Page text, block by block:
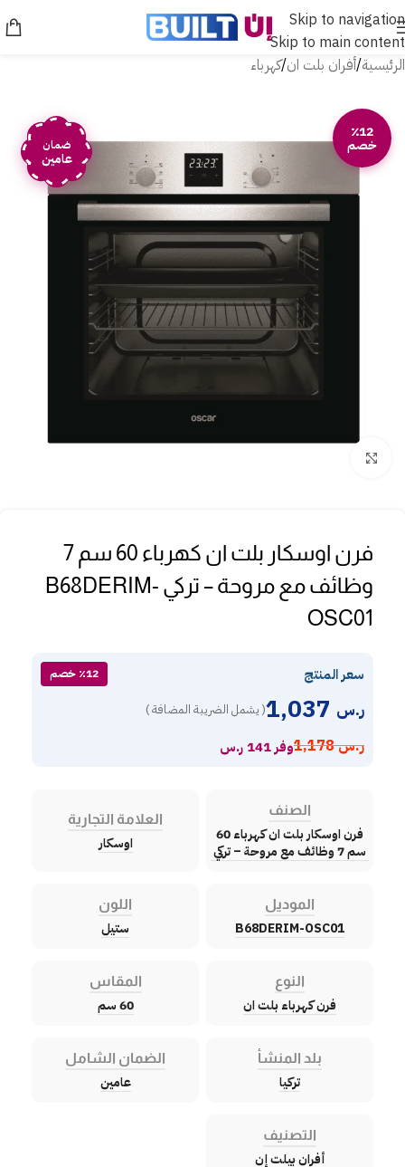
Skip to navigation
Skip to main content
الرئيسية/أفران بلت ان/كهرباء
٪12
خصم ضمان
عامين
فرن اوسكار بلت ان كهرباء 60 سم 7
وظائف مع مروحة – تركي B68DERIM-
OSC01
سعر المنتج ٪12 خصم
ر.س ( يشمل الضريبة المضافة )
ر.س1,178 وفر 141 ر.س
الصنف
فرن اوسكار بلت ان كهرباء 60
سم 7 وظائف مع مروحة – تركي
العلامة التجارية
اوسكار
الموديل
B68DERIM-OSC01
اللون
ستيل
النوع
فرن كهرباء بلت ان
المقاس
60 سم
بلد المنشأ
تركيا
الضمان الشامل
عامين
التصنيف
أفران بيلت إن